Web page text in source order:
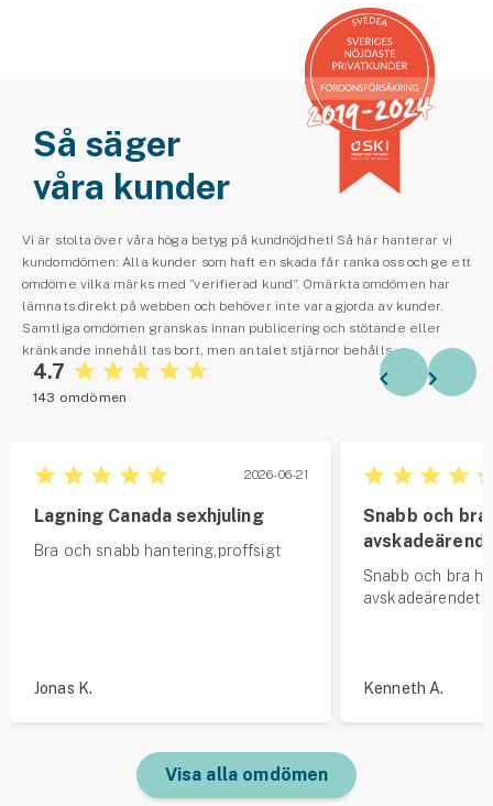
Så säger
våra kunder
Vi är stolta över våra höga betyg på kundnöjdhet! Så här hanterar vi
kundomdömen: Alla kunder som haft en skada får ranka oss och ge ett
omdöme vilka märks med ”verifierad kund”. Omärkta omdömen har
lämnats direkt på webben och behöver inte vara gjorda av kunder.
Samtliga omdömen granskas innan publicering och stötande eller
kränkande innehåll tas bort, men antalet stjärnor behålls.
4.7
143 omdömen
2026-06-21
Lagning Canada sexhjuling
Bra och snabb hantering,proffsigt
Jonas K.
Snabb och
Snabb och bra
avskadeärendet
Kenneth A.
Visa alla omdömen